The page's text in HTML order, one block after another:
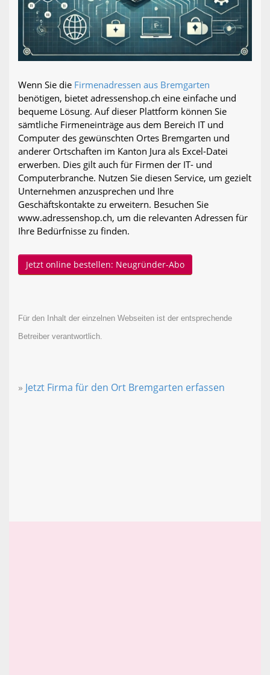
Wenn Sie die Firmenadressen aus Bremgarten
benötigen, bietet adressenshop.ch eine einfache und
bequeme Lösung. Auf dieser Plattform können Sie
sämtliche Firmeneinträge aus dem Bereich IT und
Computer des gewünschten Ortes Bremgarten und
anderer Ortschaften im Kanton Jura als Excel-Datei
erwerben. Dies gilt auch für Firmen der IT- und
Computerbranche. Nutzen Sie diesen Service, um gezielt
Unternehmen anzusprechen und Ihre
Geschäftskontakte zu erweitern. Besuchen Sie
www.adressenshop.ch, um die relevanten Adressen für
Ihre Bedürfnisse zu finden.
Jetzt online bestellen: Neugründer-Abo
Für den Inhalt der einzelnen Webseiten ist der entsprechende
Betreiber verantwortlich.
» Jetzt Firma für den Ort Bremgarten erfassen